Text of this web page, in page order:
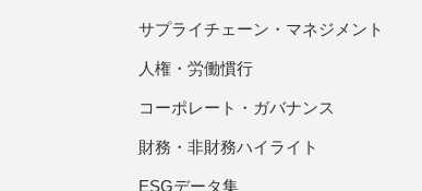
サプライチェーン・マネジメント
人権・労働慣行
コーポレート・ガバナンス
財務・非財務ハイライト
ESGデータ集